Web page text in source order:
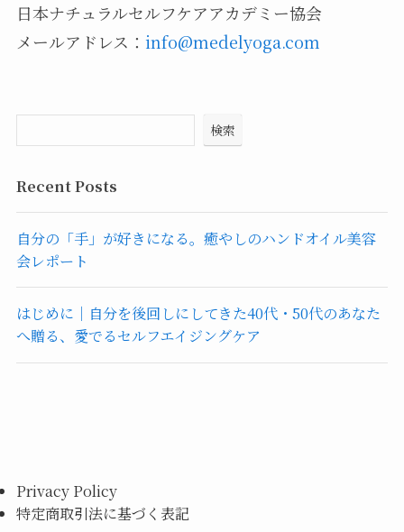
日本ナチュラルセルフケアアカデミー協会
メールアドレス： info@medelyoga.com
検索
Recent Posts
自分の「手」が好きになる。癒やしのハンドオイル美容
会レポート
はじめに｜自分を後回しにしてきた40代・50代のあなた
へ贈る、愛でるセルフエイジングケア
Privacy Policy
特定商取引法に基づく表記